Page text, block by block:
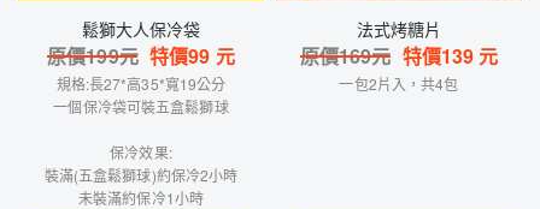
鬆獅大人保冷袋
原價199元 特價99 元
規格:長27*高35*寬19公分
一個保冷袋可裝五盒鬆獅球
保冷效果:
裝滿(五盒鬆獅球)約保冷2小時
未裝滿約保冷1小時
法式烤糖片
原價169元 特價139 元
一包2片入，共4包